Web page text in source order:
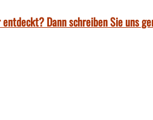
Dann schreiben Sie uns